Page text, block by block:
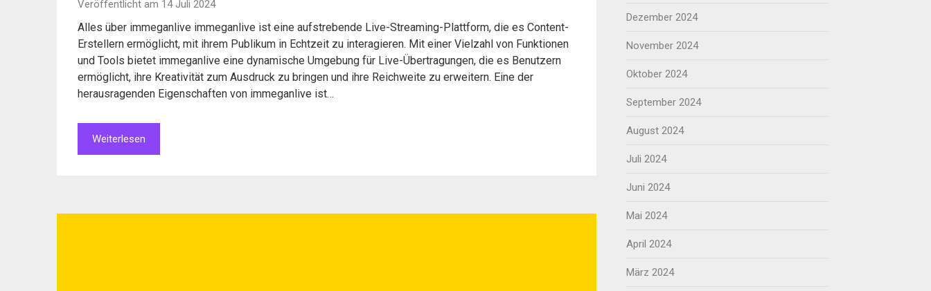
Veröffentlicht am 14 Juli 2024
Alles über immeganlive immeganlive ist eine aufstrebende Live-Streaming-Plattform, die es Content-
Erstellern ermöglicht, mit ihrem Publikum in Echtzeit zu interagieren. Mit einer Vielzahl von Funktionen
und Tools bietet immeganlive eine dynamische Umgebung für Live-Übertragungen, die es Benutzern
ermöglicht, ihre Kreativität zum Ausdruck zu bringen und ihre Reichweite zu erweitern. Eine der
herausragenden Eigenschaften von immeganlive ist…
Weiterlesen
Dezember 2024
November 2024
Oktober 2024
September 2024
August 2024
Juli 2024
Juni 2024
Mai 2024
April 2024
März 2024